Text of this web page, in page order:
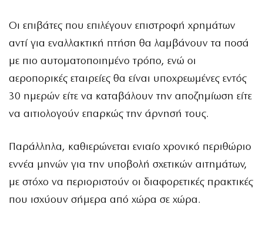
Οι επιβάτες που επιλέγουν επιστροφή χρημάτων
αντί για εναλλακτική πτήση θα λαμβάνουν τα ποσά
με πιο αυτοματοποιημένο τρόπο, ενώ οι
αεροπορικές εταιρείες θα είναι υποχρεωμένες εντός
30 ημερών είτε να καταβάλουν την αποζημίωση είτε
να αιτιολογούν επαρκώς την άρνησή τους.
Παράλληλα, καθιερώνεται ενιαίο χρονικό περιθώριο
εννέα μηνών για την υποβολή σχετικών αιτημάτων,
με στόχο να περιοριστούν οι διαφορετικές πρακτικές
που ισχύουν σήμερα από χώρα σε χώρα.